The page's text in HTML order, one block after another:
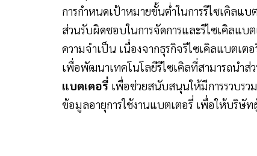
การกำหนดเป้าหมายขั้นต่ำในการรีไซเคิลแ
ส่วนรับผิดชอบในการจัดการและรีไซเคิลแบ
ความจำเป็น เนื่องจากธุรกิจรีไซเคิลแบตเ
เพื่อพัฒนาเทคโนโลยีรีไซเคิลที่สามารถนำ
แบตเตอรี่เพื่อช่วยสนับสนุนให้มีการรวบรว
ข้อมูลอายุการใช้งานแบตเตอรี่ เพื่อให้บริษั